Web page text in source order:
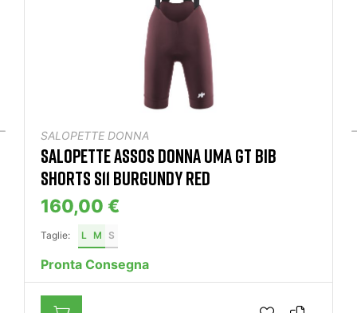
SALOPETTE DONNA
SALOPETTE ASSOS DONNA UMA GT BIB
SHORTS S11 BURGUNDY RED
160,00 €
Taglie: L M S
Pronta Consegna